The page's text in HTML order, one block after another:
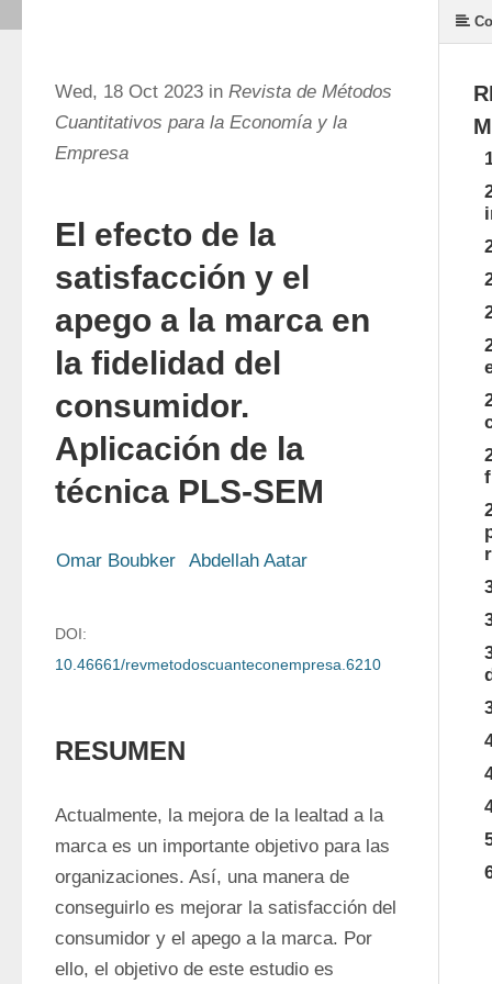
Wed, 18 Oct 2023 in Revista de Métodos
Cuantitativos para la Economía y la
Empresa
El efecto de la
satisfacción y el
apego a la marca en
la fidelidad del
consumidor.
Aplicación de la
técnica PLS-SEM
Omar Boubker Abdellah Aatar
DOI:
10.46661/revmetodoscuanteconempresa.6210
RESUMEN
Actualmente, la mejora de la lealtad a la
marca es un importante objetivo para las
organizaciones. Así, una manera de
conseguirlo es mejorar la satisfacción del
consumidor y el apego a la marca. Por
ello, el objetivo de este estudio es